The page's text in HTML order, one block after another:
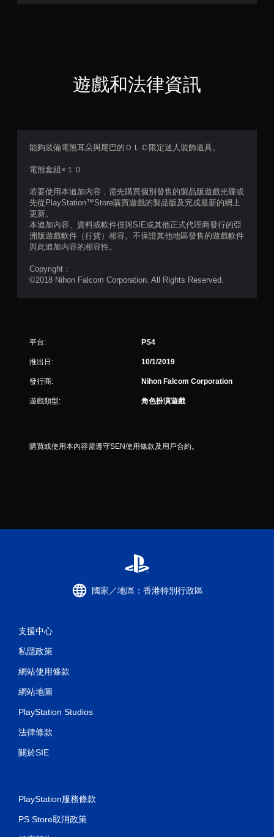
星
，
4
評
遊戲和法律資訊
能夠裝備電熊耳朵與尾巴的ＤＬＣ限定迷人裝飾道具。
電熊套組×１０
若要使用本追加內容，需先購買個別發售的製品版遊戲光碟或
先從PlayStation™Store購買遊戲的製品版及完成最新的網上
更新。
本追加內容、資料或軟件僅與SIE或其他正式代理商發行的亞
洲版遊戲軟件（行貨）相容。不保證其他地區發售的遊戲軟件
與此追加內容的相容性。
Copyright：
©2018 Nihon Falcom Corporation. All Rights Reserved.
平台: PS4
推出日: 10/1/2019
發行商: Nihon Falcom Corporation
遊戲類型: 角色扮演遊戲
購買或使用本內容需遵守SEN使用條款及用戶合約。
國家／地區：香港特別行政區
支援中心
私隱政策
網站使用條款
網站地圖
PlayStation Studios
法律條款
關於SIE
PlayStation服務條款
PS Store取消政策